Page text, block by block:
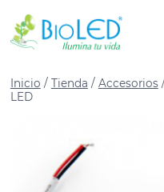
Inicio / Tienda / Accesorios
LED